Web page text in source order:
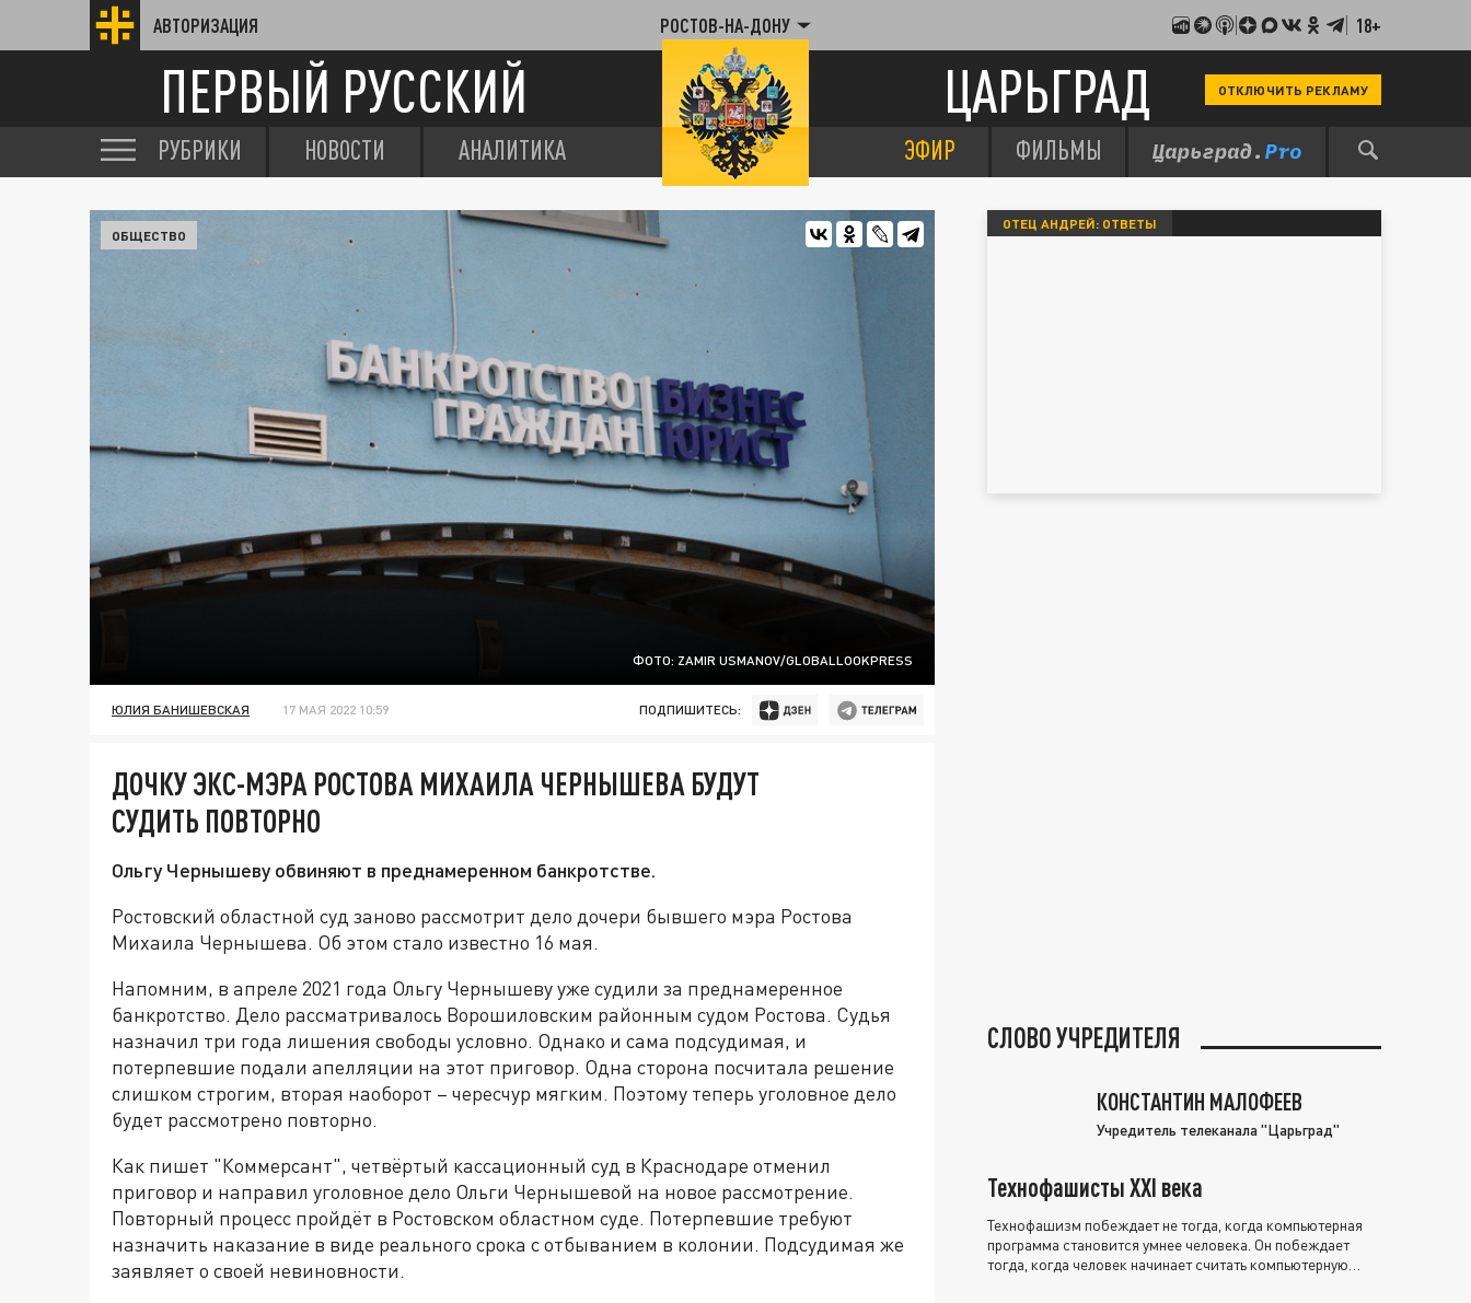
АВТОРИЗАЦИЯ РОСТОВ-НА-ДОНУ 18+
ПЕРВЫЙ РУССКИЙ ЦАРЬГРАД ОТКЛЮЧИТЬ РЕКЛАМУ
РУБРИКИ НОВОСТИ АНАЛИТИКА ЭФИР ФИЛЬМЫ
ФОТО: ZAMIR USMANOV/GLOBALLOOKPRESS
ОБЩЕСТВО
ЮЛИЯ БАНИШЕВСКАЯ 17 МАЯ 2022 10:59 ПОДПИШИТЕСЬ:
ДОЧКУ ЭКС-МЭРА РОСТОВА МИХАИЛА ЧЕРНЫШЕВА БУДУТ
СУДИТЬ ПОВТОРНО
Ольгу Чернышеву обвиняют в преднамеренном банкротстве.
Ростовский областной суд заново рассмотрит дело дочери бывшего мэра Ростова
Михаила Чернышева. Об этом стало известно 16 мая.
Напомним, в апреле 2021 года Ольгу Чернышеву уже судили за преднамеренное
банкротство. Дело рассматривалось Ворошиловским районным судом Ростова. Судья
назначил три года лишения свободы условно. Однако и сама подсудимая, и
потерпевшие подали апелляции на этот приговор. Одна сторона посчитала решение
слишком строгим, вторая наоборот – чересчур мягким. Поэтому теперь уголовное дело
будет рассмотрено повторно.
Как пишет "Коммерсант", четвёртый кассационный суд в Краснодаре отменил
приговор и направил уголовное дело Ольги Чернышевой на новое рассмотрение.
Повторный процесс пройдёт в Ростовском областном суде. Потерпевшие требуют
назначить наказание в виде реального срока с отбыванием в колонии. Подсудимая же
заявляет о своей невиновности.
ОТЕЦ АНДРЕЙ: ОТВЕТЫ
СЛОВО УЧРЕДИТЕЛЯ
КОНСТАНТИН МАЛОФЕЕВ
Учредитель телеканала "Царьград"
Технофашисты XXI века
Технофашизм побеждает не тогда, когда компьютерная
программа становится умнее человека. Он побеждает
тогда, когда человек начинает считать компьютерную